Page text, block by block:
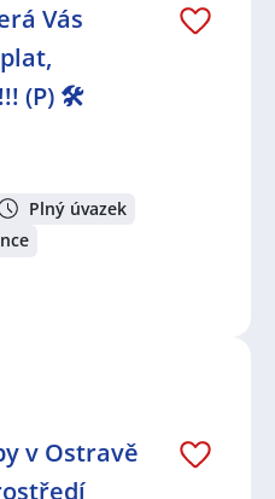
Vás
(P) 🛠️
Plný úvazek
v Ostravě